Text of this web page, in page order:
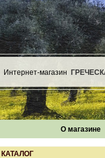
Интернет-магазин
О магазине
КАТАЛОГ